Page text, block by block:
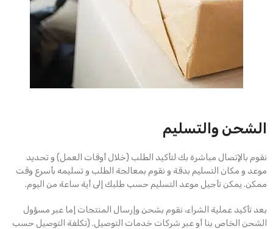
الشحن والتسليم
نقوم بالإتصال مباشرة بك لتأكيد الطلب (خلال أوقات العمل) و تحديد
موعد و مكان التسليم بدقة و نقوم بمعالجة الطلب و تسليمه بأسرع وقت
ممكن. يمكن تأجيل موعد التسليم حسب طلبك إلى أية ساعة من اليوم.
بعد تأكيد عملية الشراء، نقوم بشحن وإرسال المنتجات إما عبر مسؤول
الشحن الخاص بنا أو عبر شركات خدمات التوصيل. (تكلفة التوصيل حسب